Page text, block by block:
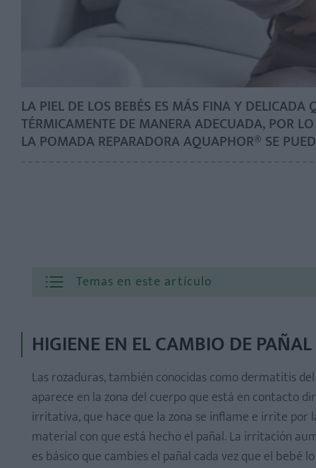
LA PIEL DE LOS BEBÉS ES MÁS FINA Y
TÉRMICAMENTE DE MANERA ADECUADA, POR
LA POMADA REPARADORA AQUAPHOR® SE
Temas en este artículo
HIGIENE EN EL CAMBIO DE PAÑAL
Las rozaduras, también conocidas como dermatitis
aparece en la zona del cuerpo que está en contacto
irritativa, que hace que la zona se inflame e irrite por
material con que está hecho el pañal. La irritación
es básico que cambies el pañal cada vez que el bebé